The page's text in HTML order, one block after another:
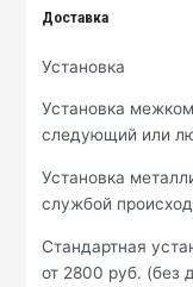
Доставка
Установка
Установка
следующий или
Установка
службой
Стандартная
от 2800 руб. (без